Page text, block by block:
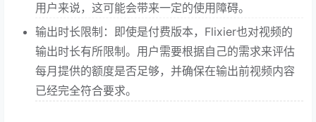
用户来说，这可能会带来一定的使用障碍。
输出时长限制：即使是付费版本，Flixier也对视频的
输出时长有所限制。用户需要根据自己的需求来评估
每月提供的额度是否足够，并确保在输出前视频内容
已经完全符合要求。